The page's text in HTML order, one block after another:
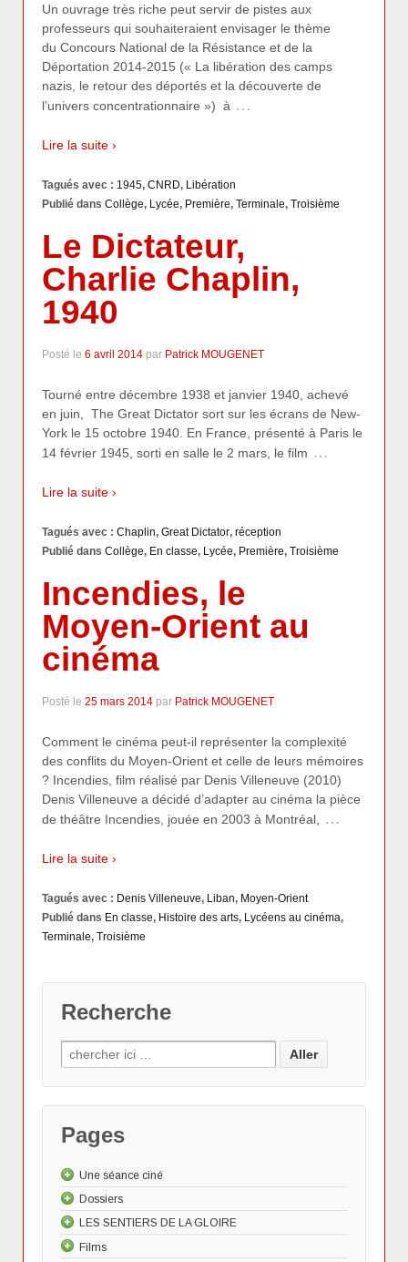
Un ouvrage très riche peut servir de pistes aux
professeurs qui souhaiteraient envisager le thème
du Concours National de la Résistance et de la
Déportation 2014-2015 (« La libération des camps
nazis, le retour des déportés et la découverte de
l’univers concentrationnaire ») à …
Lire la suite ›
Tagués avec : 1945, CNRD, Libération
Publié dans Collège, Lycée, Première, Terminale, Troisième
Le Dictateur,
Charlie Chaplin,
1940
Posté le 6 avril 2014 par Patrick MOUGENET
Tourné entre décembre 1938 et janvier 1940, achevé
en juin, The Great Dictator sort sur les écrans de New-
York le 15 octobre 1940. En France, présenté à Paris le
14 février 1945, sorti en salle le 2 mars, le film …
Lire la suite ›
Tagués avec : Chaplin, Great Dictator, réception
Publié dans Collège, En classe, Lycée, Première, Troisième
Incendies, le
Moyen-Orient au
cinéma
Posté le 25 mars 2014 par Patrick MOUGENET
Comment le cinéma peut-il représenter la complexité
des conflits du Moyen-Orient et celle de leurs mémoires
? Incendies, film réalisé par Denis Villeneuve (2010)
Denis Villeneuve a décidé d’adapter au cinéma la pièce
de théâtre Incendies, jouée en 2003 à Montréal,
…
Lire la suite ›
Tagués avec : Denis Villeneuve, Liban, Moyen-Orient
Publié dans En classe, Histoire des arts, Lycéens au cinéma,
Terminale, Troisième
Recherche
Pages
Une séance ciné
Les "Actus"
Le dessin animé
Le documentaire
Dossiers
Les Actualités cinématographiques
Cinéma et Grande Guerre
LES SENTIERS DE LA GLOIRE
Un jour, une archive
Films